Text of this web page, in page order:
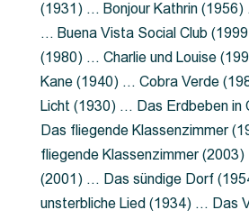
(1931) … Bonjour Kathrin
… Buena Vista Social Club
(1980) … Charlie und Louise
Kane (1940) … Cobra Verde
Licht (1930) … Das Erdbeben in
Das fliegende Klassenzimmer
fliegende Klassenzimmer
(2001) … Das sündige Dorf
unsterbliche Lied (1934) … Das